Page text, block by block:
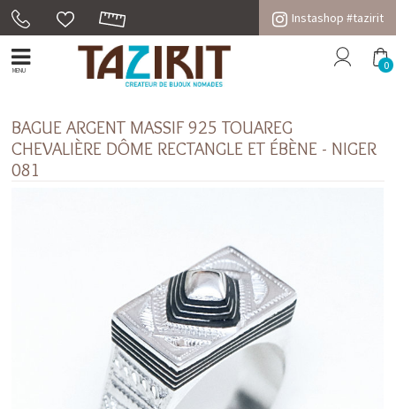
Instashop #tazirit
MENU 0
BAGUE ARGENT MASSIF 925 TOUAREG
CHEVALIÈRE DÔME RECTANGLE ET ÉBÈNE - NIGER
081